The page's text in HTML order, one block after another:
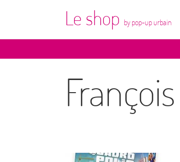
Le shop by pop-up urbain